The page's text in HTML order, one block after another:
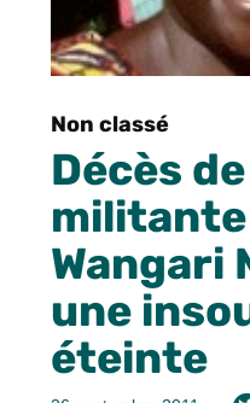
Non classé
Décès
Wangari
une
éteinte